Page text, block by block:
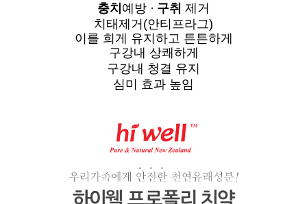
충치 예방 · 구취 제거
치태제거(안티프라그)
이를 희게 유지하고 튼튼하게
구강내 상쾌하게
구강내 청결 유지
심미 효과 높임